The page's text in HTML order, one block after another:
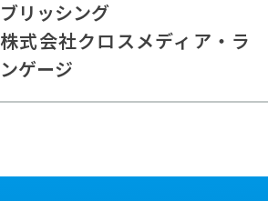
ブリッシング
株式会社クロスメディア・ラ
ンゲージ